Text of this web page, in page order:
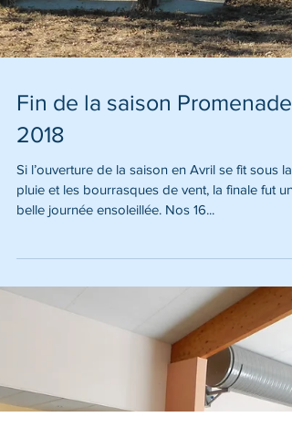
Fin de la saison Promenade
2018
pluie et les bourrasques de vent, la finale fut
belle journée ensoleillée. Nos 16...